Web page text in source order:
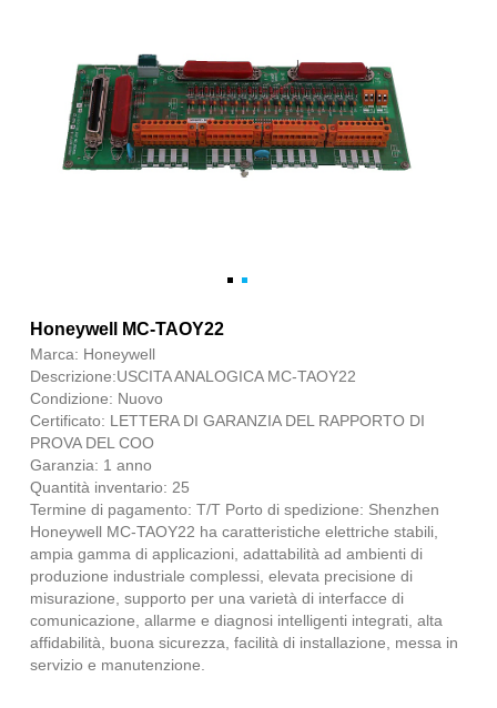
Honeywell MC-TAOY22
Marca: Honeywell
Descrizione:USCITA ANALOGICA MC-TAOY22
Condizione: Nuovo
Certificato: LETTERA DI GARANZIA DEL RAPPORTO DI
PROVA DEL COO
Garanzia: 1 anno
Quantità inventario: 25
Termine di pagamento: T/T Porto di spedizione: Shenzhen
Honeywell MC-TAOY22 ha caratteristiche elettriche stabili,
ampia gamma di applicazioni, adattabilità ad ambienti di
produzione industriale complessi, elevata precisione di
misurazione, supporto per una varietà di interfacce di
comunicazione, allarme e diagnosi intelligenti integrati, alta
affidabilità, buona sicurezza, facilità di installazione, messa in
servizio e manutenzione.